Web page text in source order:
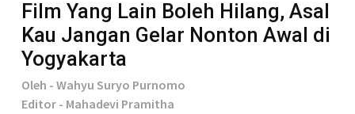
Film Yang Lain Boleh Hilang, Asal
Kau Jangan Gelar Nonton Awal di
Yogyakarta
Oleh - Wahyu Suryo Purnomo
Editor - Mahadevi Pramitha